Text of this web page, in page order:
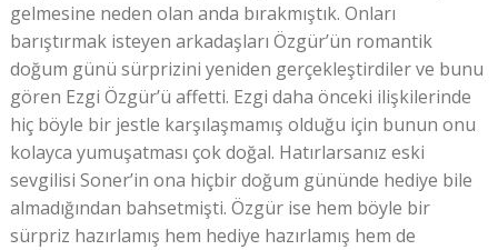
gelmesine neden olan anda bırakmıştık. Onları
barıştırmak isteyen arkadaşları Özgür’ün romantik
doğum günü sürprizini yeniden gerçekleştirdiler ve bunu
gören Ezgi Özgür’ü affetti. Ezgi daha önceki ilişkilerinde
hiç böyle bir jestle karşılaşmamış olduğu için bunun onu
kolayca yumuşatması çok doğal. Hatırlarsanız eski
sevgilisi Soner’in ona hiçbir doğum gününde hediye bile
almadığından bahsetmişti. Özgür ise hem böyle bir
sürpriz hazırlamış hem hediye hazırlamış hem de